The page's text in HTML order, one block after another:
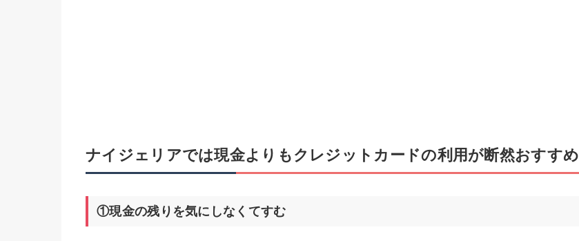
ナイジェリアでは現金よりもクレジットカードの利用が断然おすすめ
①現金の残りを気にしなくてすむ